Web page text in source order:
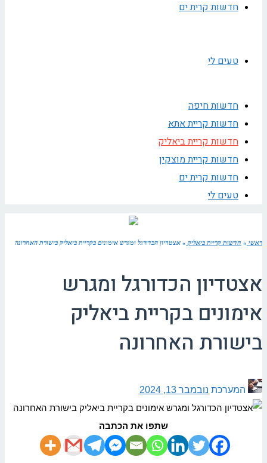
חדשות קרית ים
טעים לי
חדשות חיפה
חדשות קריית אתא
חדשות קריית ביאליק
חדשות קריית מוצקין
חדשות קרית ים
טעים לי
ראשי » חדשות קריית ביאליק » אצטדיון הכדורגל ומגרש אימונים בקריית ביאליק בישורת האחרונה
אצטדיון הכדורגל ומגרש
אימונים בקריית ביאליק
בישורת האחרונה
המערכת נובמבר 13, 2024
שתפו את הכתבה